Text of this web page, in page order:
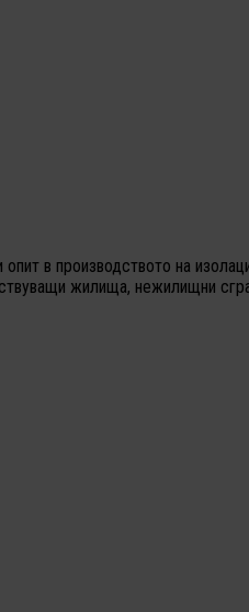
в производството на
жилища, нежилищни